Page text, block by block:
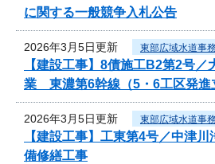
に関する一般競争入札公告
2026年3月5日更新 東部広域水道事
【建設工事】8債施工B2第2号／
業 東濃第6幹線（5・6工区発進
2026年3月5日更新 東部広域水道事
【建設工事】工東第4号／中津
備修繕工事